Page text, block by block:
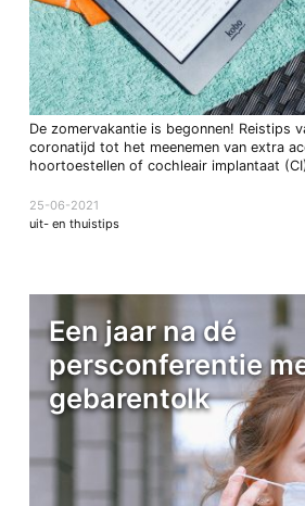
De zomervakantie is begonnen! Reistips
coronatijd tot het meenemen van extra
hoortoestellen of cochleair implantaat
25-06-2021
uit- en thuistips
Een jaar na dé
persconferentie
gebarentolk